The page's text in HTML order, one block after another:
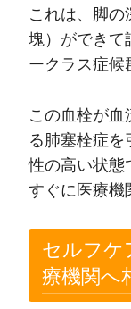
これは、脚
塊）ができて
ークラス症候
この血栓が血
る肺塞栓症を
性の高い状態
すぐに医療機
セルフケ
療機関へ